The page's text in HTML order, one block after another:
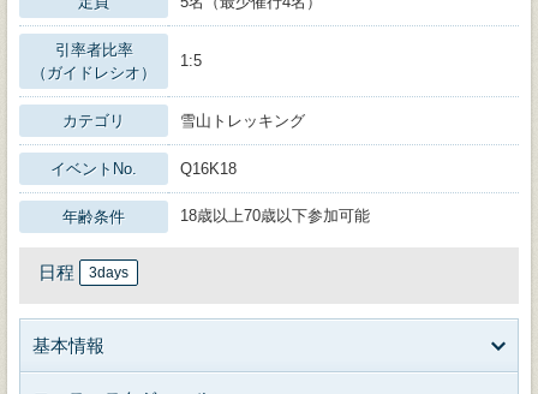
引率者比率
（ガイドレシオ）
1:5
カテゴリ 雪山トレッキング
イベントNo. Q16K18
年齢条件 18歳以上70歳以下参加可能
日程 3days
基本情報